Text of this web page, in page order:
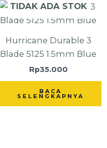
TIDAK ADA STOK
Hurricane Durable 3
Blade 5125 1.5mm Blue
Rp35.000
BACA
SELENGKAPNYA